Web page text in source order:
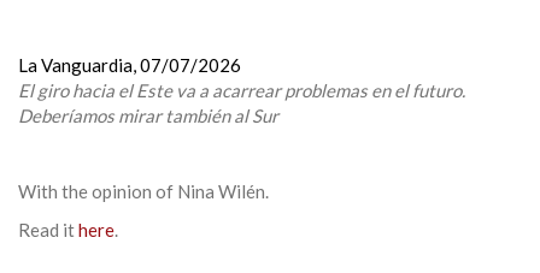
La Vanguardia,07/07/2026
El giro hacia el Este va a acarrear problemas en el futuro.
Deberíamos mirar también al Sur
With the opinion of Nina Wilén.
Read ithere.